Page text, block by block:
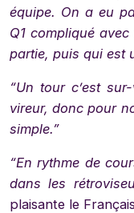
équipe. On a eu
Q1 compliqué
partie, puis qui est
“Un tour c’est
vireur, donc pour
simple.”
“En rythme de
dans les
plaisante le